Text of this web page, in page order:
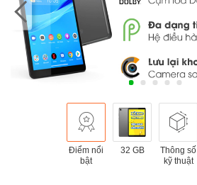
Điểm nổi
bật
32 GB
Thông số
kỹ thuật